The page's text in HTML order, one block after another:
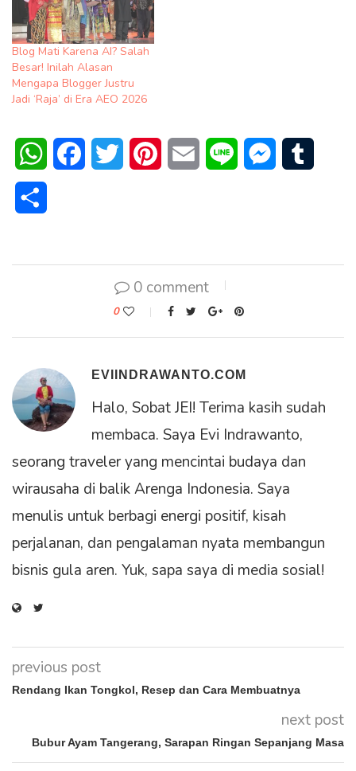
Blog Mati Karena AI? Salah
Besar! Inilah Alasan
Mengapa Blogger Justru
Jadi ‘Raja’ di Era AEO 2026
WhatsAppFacebookTwitter PinterestEmail Line Messenger
0 comment
0
EVIINDRAWANTO.COM
Halo, Sobat JEI! Terima kasih sudah
membaca. Saya Evi Indrawanto,
seorang traveler yang mencintai budaya dan
wirausaha di balik Arenga Indonesia. Saya
menulis untuk berbagi energi positif, kisah
perjalanan, dan pengalaman nyata membangun
bisnis gula aren. Yuk, sapa saya di media sosial!
previous post
Rendang Ikan Tongkol, Resep dan Cara Membuatnya
next post
Bubur Ayam Tangerang, Sarapan Ringan Sepanjang Masa